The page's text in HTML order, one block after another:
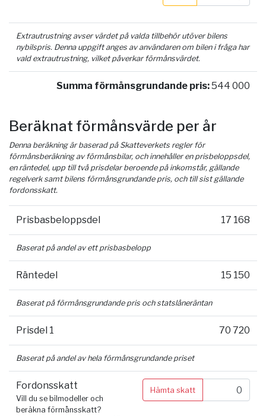
Extrautrustning avser värdet på valda tillbehör utöver bilens
nybilspris. Denna uppgift anges av användaren om bilen i fråga har
vald extrautrustning, vilket påverkar förmånsvärdet.
Summa förmånsgrundande pris:544 000
Beräknat förmånsvärde per år
Denna beräkning är baserad på Skatteverkets regler för
förmånsberäkning av förmånsbilar, och innehåller en prisbeloppsdel,
en räntedel, upp till två prisdelar beroende på inkomstår, gällande
regelverk samt bilens förmånsgrundande pris, och till sist gällande
fordonsskatt.
Prisbasbeloppsdel 17 168
Baserat på andel av ett prisbasbelopp
Räntedel 15 150
Baserat på förmånsgrundande pris och statslåneräntan
Prisdel 1 70 720
Baserat på andel av hela förmånsgrundande priset
Fordonsskatt
Vill du se bilmodeller och
beräkna förmånsskatt?
Hämta skatt